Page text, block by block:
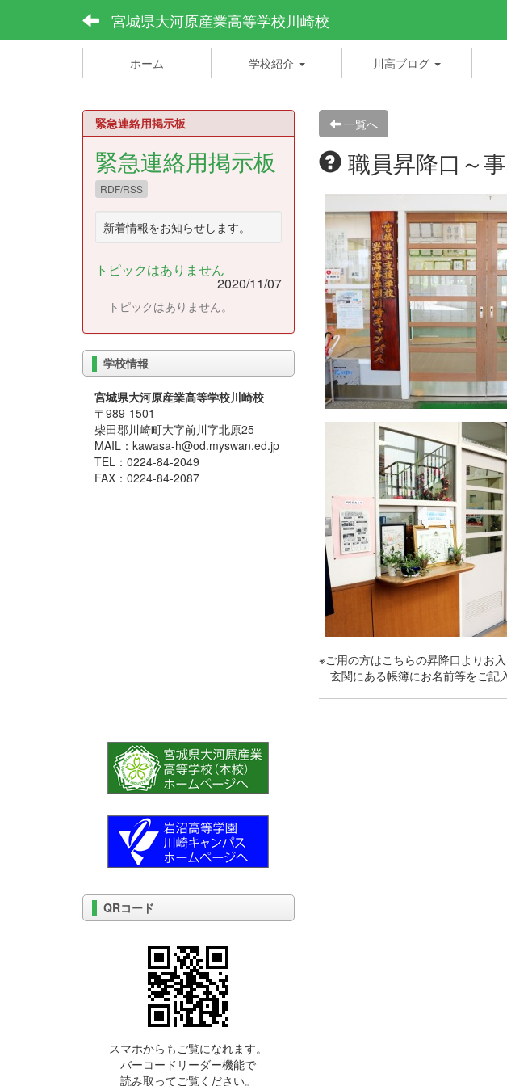
宮城県大河原産業高等学校川崎校
ホーム 学校紹介 川高ブログ
一覧へ
職員昇降口～
※ご用の方はこちらの昇降口よりお入
玄関にある帳簿にお名前等をご記
緊急連絡用掲示板
緊急連絡用掲示板
RDF/RSS
新着情報をお知らせします。
トピックはありません
2020/11/07
トピックはありません。
学校情報
宮城県大河原産業高等学校川崎校
〒989-1501
柴田郡川崎町大字前川字北原25
MAIL：kawasa-h@od.myswan.ed.jp
TEL：0224-84-2049
FAX：0224-84-2087
QRコード
スマホからもご覧になれます。
バーコードリーダー機能で
読み取ってご覧ください。